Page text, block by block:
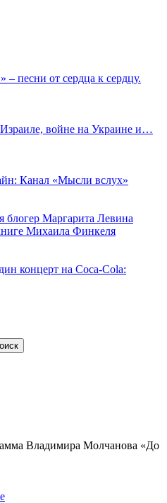
песни от сердца к сердцу.
войне на Украине и…
Канал «Мысли вслух»
блогер Маргарита Левина
Михаила Финкеля
концерт на Coca-Cola:
Владимира Молчанова «До